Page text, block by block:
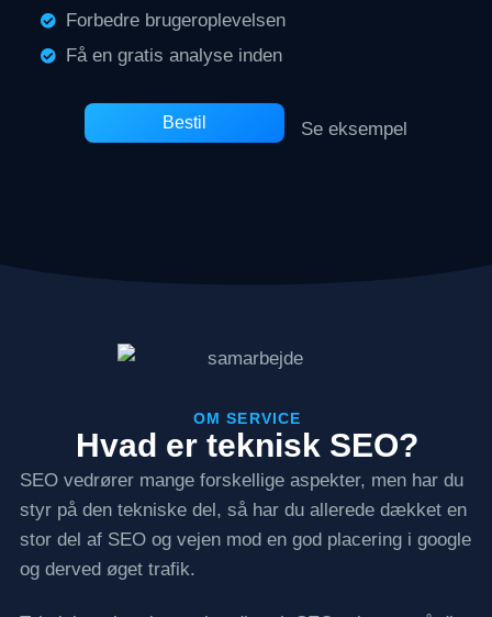
Forbedre brugeroplevelsen
Få en gratis analyse inden​
Bestil Se eksempel
OM SERVICE
Hvad er teknisk SEO?
SEO vedrører mange forskellige aspekter, men har du
styr på den tekniske del, så har du allerede dækket en
stor del af SEO og vejen mod en god placering i google
og derved øget trafik.